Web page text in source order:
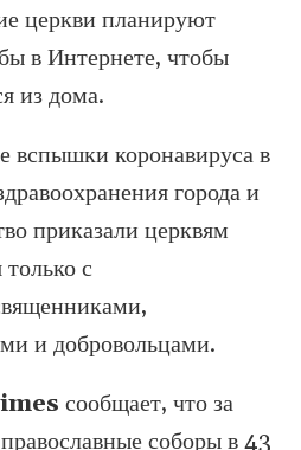
церкви планируют
в Интернете, чтобы
из дома.
вспышки коронавируса в
города и
приказали церквям
с
и добровольцами.
сообщает, что за
соборы в 43